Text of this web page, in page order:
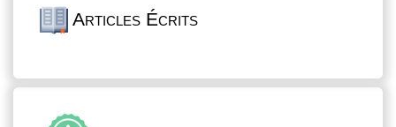
Articles Écrits